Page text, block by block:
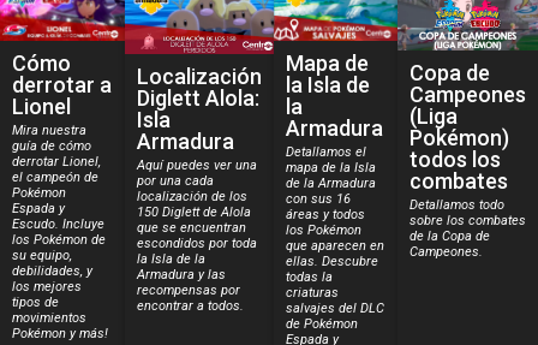
Cómo
derrotar a
Lionel
Mira nuestra
guía de cómo
derrotar Lionel,
el campeón de
Pokémon
Espada y
Escudo. Incluye
los Pokémon de
su equipo,
debilidades, y
los mejores
tipos de
movimientos
Pokémon y más!
Localización
Diglett Alola:
Isla
Armadura
Aquí puedes ver una
por una cada
localización de los
150 Diglett de Alola
que se encuentran
escondidos por toda
la Isla de la
Armadura y las
recompensas por
encontrar a todos.
Mapa de
la Isla de
la
Armadura
Detallamos el
mapa de la Isla
de la Armadura
con sus 16
áreas y todos
los Pokémon
que aparecen en
ellas. Descubre
todas la
criaturas
salvajes del DLC
de Pokémon
Espada y
Copa de
Campeones
(Liga
Pokémon)
todos los
combates
Detallamos todo
sobre los combates
de la Copa de
Campeones.